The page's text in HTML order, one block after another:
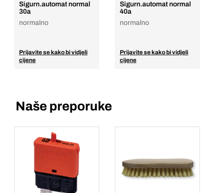
Sigurn.automat normal
30a
normalno
Prijavite se kako bi vidjeli
cijene
Sigurn.automat normal
40a
normalno
Prijavite se kako bi vidjeli
cijene
Naše preporuke